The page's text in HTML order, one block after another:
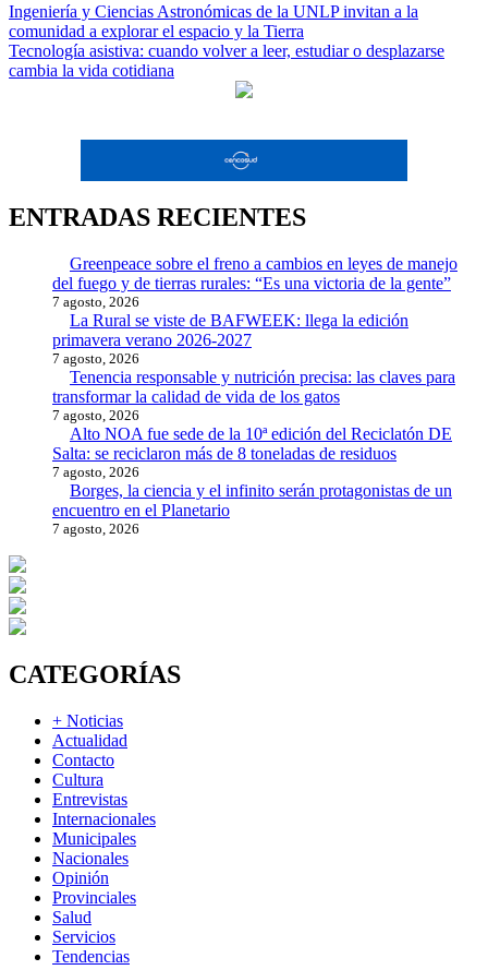
Navegación
de
entradas
Ingeniería y Ciencias Astronómicas de la UNLP invitan a la
comunidad a explorar el espacio y la Tierra
Tecnología asistiva: cuando volver a leer, estudiar o desplazarse
cambia la vida cotidiana
ENTRADAS RECIENTES
Greenpeace sobre el freno a cambios en leyes de manejo
del fuego y de tierras rurales: “Es una victoria de la gente”
7 agosto, 2026
La Rural se viste de BAFWEEK: llega la edición
primavera verano 2026-2027
7 agosto, 2026
Tenencia responsable y nutrición precisa: las claves para
transformar la calidad de vida de los gatos
7 agosto, 2026
Alto NOA fue sede de la 10ª edición del Reciclatón DE
Salta: se reciclaron más de 8 toneladas de residuos
7 agosto, 2026
Borges, la ciencia y el infinito serán protagonistas de un
encuentro en el Planetario
7 agosto, 2026
CATEGORÍAS
+ Noticias
Actualidad
Contacto
Cultura
Entrevistas
Internacionales
Municipales
Nacionales
Opinión
Provinciales
Salud
Servicios
Tendencias